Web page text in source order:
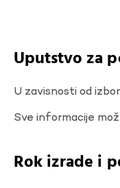
Uputstvo za
U zavisnosti od
Sve informacije
Rok izrade i